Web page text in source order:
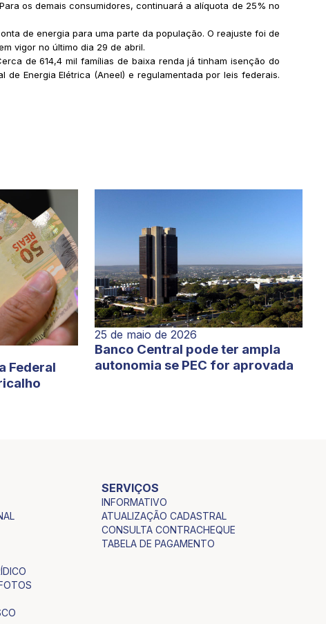
os demais consumidores, continuará a alíquota de 25% no
de energia para uma parte da população. O reajuste foi de
vigor no último dia 29 de abril.
de 614,4 mil famílias de baixa renda já tinham isenção do
Energia Elétrica (Aneel) e regulamentada por leis federais.
Federal
25 de maio de 2026
Banco Central pode ter ampla
autonomia se PEC for aprovada
SERVIÇOS
INFORMATIVO
ATUALIZAÇÃO CADASTRAL
CONSULTA CONTRACHEQUE
TABELA DE PAGAMENTO